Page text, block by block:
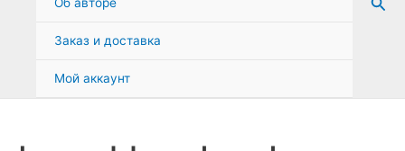
Об авторе
Заказ и доставка
Мой аккаунт